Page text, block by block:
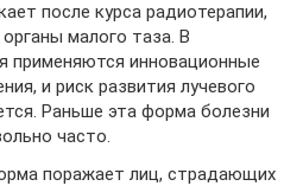
после курса радиотерапии,
малого таза. В
применяются инновационные
и риск развития лучевого
Раньше эта форма болезни
часто.
поражает лиц, страдающих